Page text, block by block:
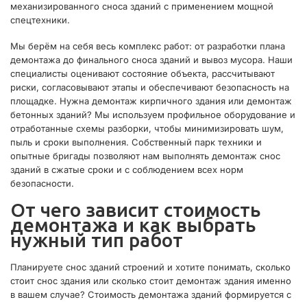
механизированного сноса зданий с применением мощной
спецтехники.
Мы берём на себя весь комплекс работ: от разработки плана
демонтажа до финального сноса зданий и вывоз мусора. Наши
специалисты оценивают состояние объекта, рассчитывают
риски, согласовывают этапы и обеспечивают безопасность на
площадке. Нужна демонтаж кирпичного здания или демонтаж
бетонных зданий? Мы используем профильное оборудование и
отработанные схемы разборки, чтобы минимизировать шум,
пыль и сроки выполнения. Собственный парк техники и
опытные бригады позволяют нам выполнять демонтаж снос
зданий в сжатые сроки и с соблюдением всех норм
безопасности.
От чего зависит стоимость
демонтажа и как выбрать
нужный тип работ
Планируете снос зданий строений и хотите понимать, сколько
стоит снос здания или сколько стоит демонтаж здания именно
в вашем случае? Стоимость демонтажа зданий формируется с